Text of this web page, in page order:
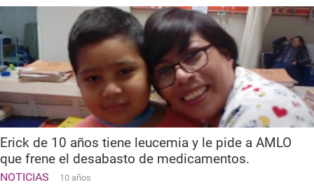
Erick de 10 años tiene leucemia y le pide a AMLO
que frene el desabasto de medicamentos.
NOTICIAS 10 años